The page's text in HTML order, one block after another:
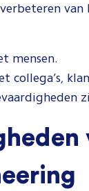
van
mensen.
collega’s,